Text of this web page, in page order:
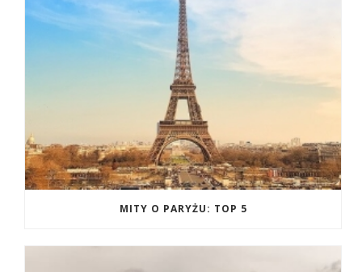
MITY O PARYŻU: TOP 5